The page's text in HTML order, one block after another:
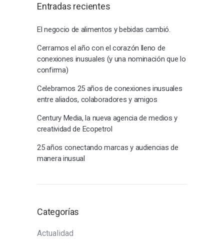
Entradas recientes
El negocio de alimentos y bebidas cambió.
Cerramos el año con el corazón lleno de
conexiones inusuales (y una nominación que lo
confirma)
Celebramos 25 años de conexiones inusuales
entre aliados, colaboradores y amigos
Century Media, la nueva agencia de medios y
creatividad de Ecopetrol
25 años conectando marcas y audiencias de
manera inusual
Categorías
Actualidad